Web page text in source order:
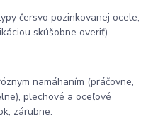
čersvo pozinkovanej ocele,
skúšobne overiť)
namáhaním (práčovne,
plechové a oceľové
zárubne.